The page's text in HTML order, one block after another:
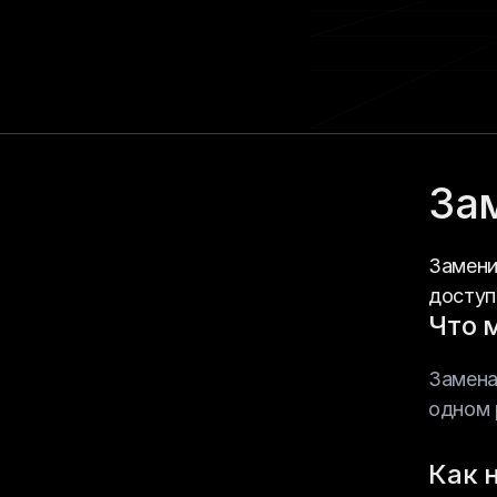
Что
одном
Как